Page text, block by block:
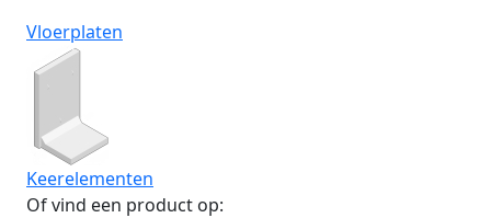
Vloerplaten
Keerelementen
Of vind een product op: